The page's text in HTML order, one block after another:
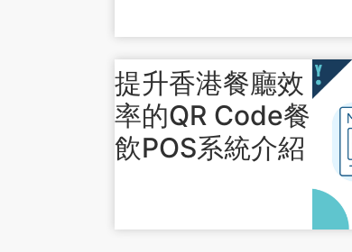
提升香港餐廳效
率的QR Code餐
飲POS系統介紹